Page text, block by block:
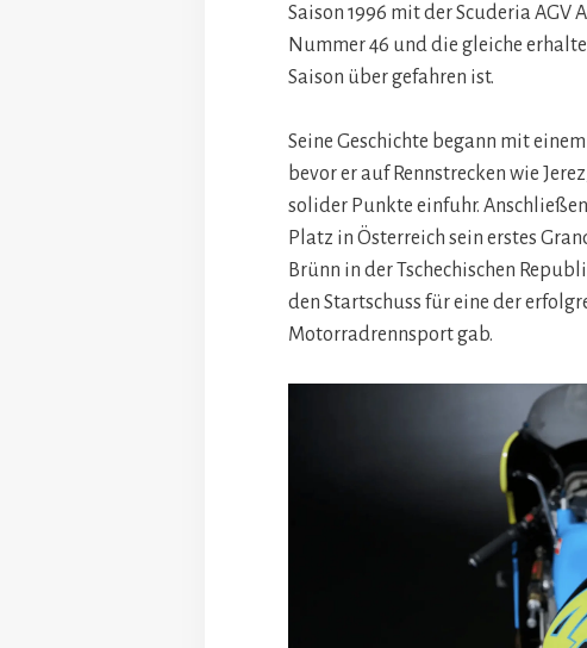
Saison 1996 mit der Scuderia
Nummer 46 und die gleiche
Saison über gefahren ist.
Seine Geschichte begann mit
bevor er auf Rennstrecken wie
solider Punkte einfuhr.
Platz in Österreich sein erstes
Brünn in der Tschechischen
den Startschuss für eine der
Motorradrennsport gab.